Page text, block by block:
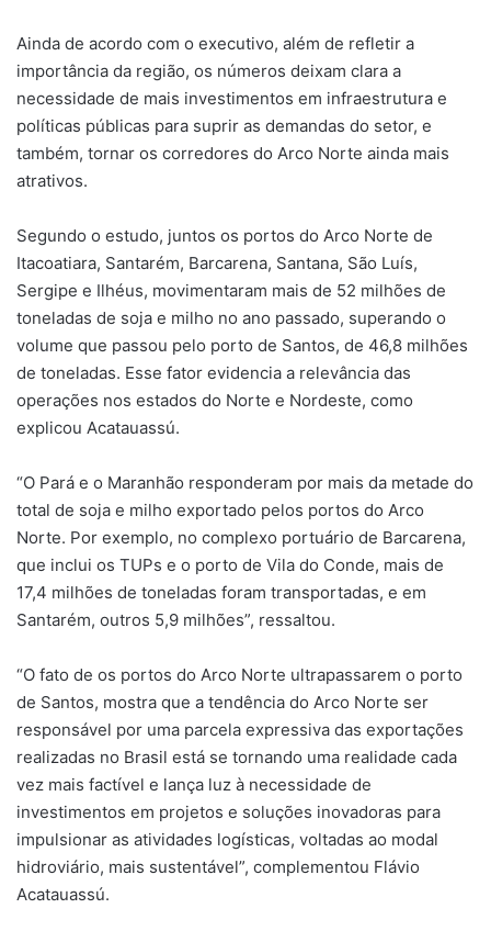
Ainda de acordo com o executivo, além de refletir a
importância da região, os números deixam clara a
necessidade de mais investimentos em infraestrutura e
políticas públicas para suprir as demandas do setor, e
também, tornar os corredores do Arco Norte ainda mais
atrativos.
Segundo o estudo, juntos os portos do Arco Norte de
Itacoatiara, Santarém, Barcarena, Santana, São Luís,
Sergipe e Ilhéus, movimentaram mais de 52 milhões de
toneladas de soja e milho no ano passado, superando o
volume que passou pelo porto de Santos, de 46,8 milhões
de toneladas. Esse fator evidencia a relevância das
operações nos estados do Norte e Nordeste, como
explicou Acatauassú.
“O Pará e o Maranhão responderam por mais da metade do
total de soja e milho exportado pelos portos do Arco
Norte. Por exemplo, no complexo portuário de Barcarena,
que inclui os TUPs e o porto de Vila do Conde, mais de
17,4 milhões de toneladas foram transportadas, e em
Santarém, outros 5,9 milhões”, ressaltou.
“O fato de os portos do Arco Norte ultrapassarem o porto
de Santos, mostra que a tendência do Arco Norte ser
responsável por uma parcela expressiva das exportações
realizadas no Brasil está se tornando uma realidade cada
vez mais factível e lança luz à necessidade de
investimentos em projetos e soluções inovadoras para
impulsionar as atividades logísticas, voltadas ao modal
hidroviário, mais sustentável”, complementou Flávio
Acatauassú.